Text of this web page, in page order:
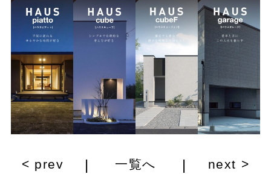
< prev | 一覧へ | next >